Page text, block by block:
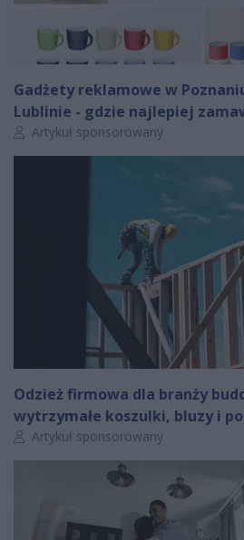
Gadżety reklamowe w
Lublinie - gdzie najlepiej
Autor artykułu:
Artykuł sponsorowany
Odzież firmowa dla branży
wytrzymałe koszulki, bluzy i
Autor artykułu:
Artykuł sponsorowany